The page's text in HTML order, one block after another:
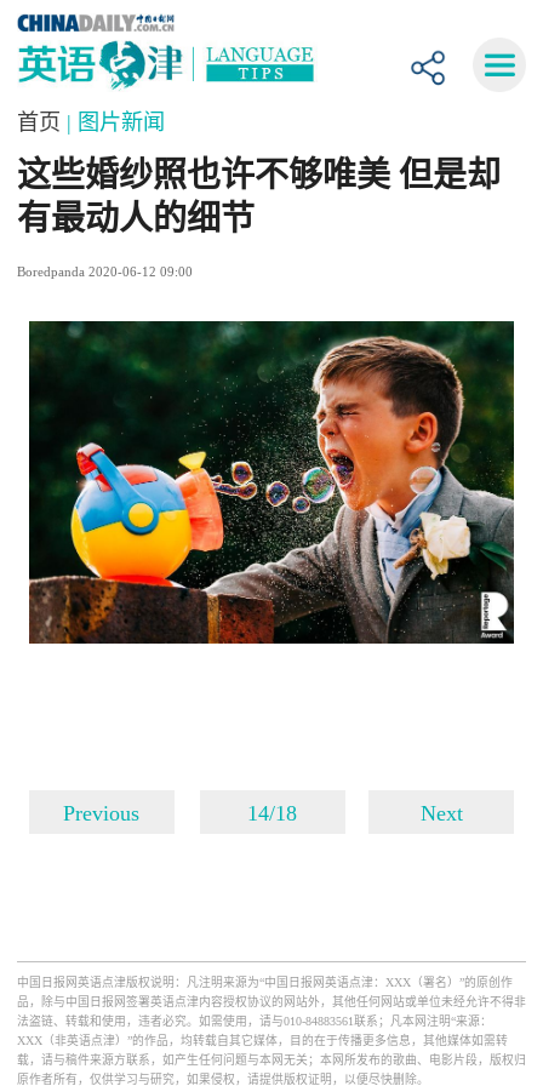
首页 | 图片新闻
这些婚纱照也许不够唯美 但是却
有最动人的细节
Boredpanda 2020-06-12 09:00
Previous 14/18 Next
中国日报网英语点津版权说明：凡注明来源为“中国日报网英语点津：XXX（署名）”的原创作
品，除与中国日报网签署英语点津内容授权协议的网站外，其他任何网站或单位未经允许不得非
法盗链、转载和使用，违者必究。如需使用，请与010-84883561联系；凡本网注明“来源：
XXX（非英语点津）”的作品，均转载自其它媒体，目的在于传播更多信息，其他媒体如需转
载，请与稿件来源方联系，如产生任何问题与本网无关；本网所发布的歌曲、电影片段，版权归
原作者所有，仅供学习与研究，如果侵权，请提供版权证明，以便尽快删除。